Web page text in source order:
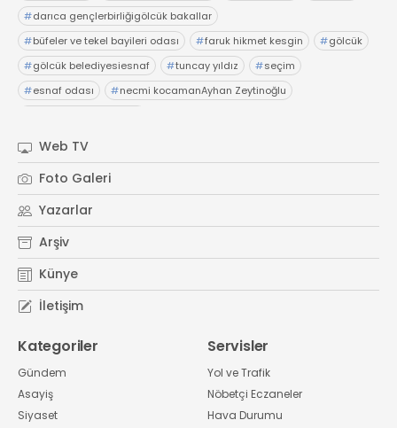
#darıca gençlerbirliğigölcük bakallar
#büfeler ve tekel bayileri odası #faruk hikmet kesgin #gölcük
#gölcük belediyesiesnaf #tuncay yıldız #seçim
#esnaf odası #necmi kocamanAyhan Zeytinoğlu
Web TV
Foto Galeri
Yazarlar
Arşiv
Künye
İletişim
Kategoriler
Gündem
Asayiş
Siyaset
Servisler
Yol ve Trafik
Nöbetçi Eczaneler
Hava Durumu